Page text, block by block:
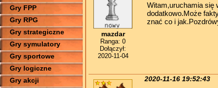
Gry FPP
Gry RPG
Gry strategiczne
Gry symulatory
Gry sportowe
Gry logiczne
Gry akcji
mazdar
Ranga: 0
Dołączył:
2020-11-04
Witam,uruchamia się
dodatkowo.Może
znać co i
2020-11-16 19:52:43